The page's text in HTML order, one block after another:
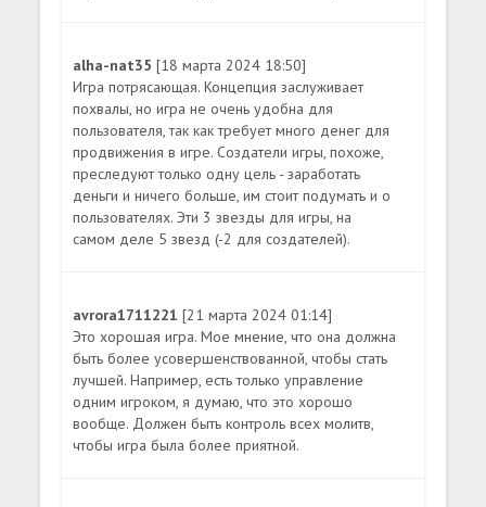
alha-nat35[18 марта 2024 18:50]
Игра потрясающая. Концепция заслуживает
похвалы, но игра не очень удобна для
пользователя, так как требует много денег для
продвижения в игре. Создатели игры, похоже,
преследуют только одну цель - заработать
деньги и ничего больше, им стоит подумать и о
пользователях. Эти 3 звезды для игры, на
самом деле 5 звезд (-2 для создателей).
avrora1711221[21 марта 2024 01:14]
Это хорошая игра. Мое мнение, что она должна
быть более усовершенствованной, чтобы стать
лучшей. Например, есть только управление
одним игроком, я думаю, что это хорошо
вообще. Должен быть контроль всех молитв,
чтобы игра была более приятной.